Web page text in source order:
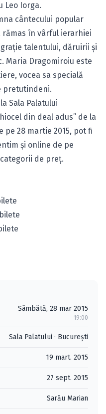
Leo Iorga.
cântecului popular
rămas în vârful ierarhiei
talentului, dăruirii şi
Maria Dragomiroiu este
vocea sa specială
pretutindeni.
Sala Palatului
din deal adus” de la
pe 28 martie 2015, pot fi
şi online de pe
de preţ.
Sâmbătă, 28 mar 2015
19:00
Sala Palatului · Bucureşti
19 mart. 2015
27 sept. 2015
Sarău Marian